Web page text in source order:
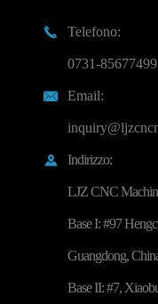

Telefono:
0731-85677499

Email:

Indirizzo:
LJZ CNC
Base I: #97
Guangdong,
Base II: #7,